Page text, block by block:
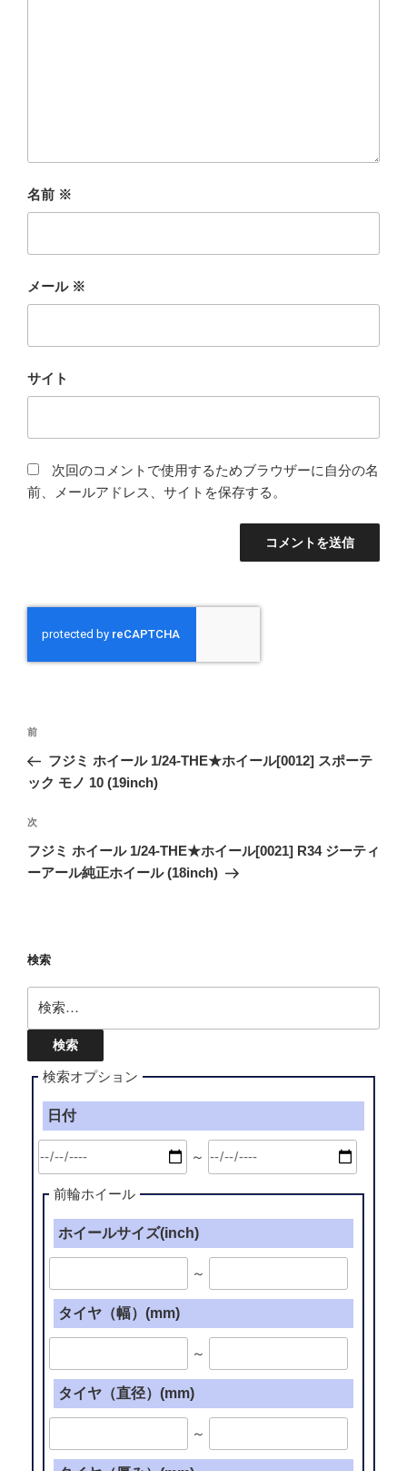
名前 ※
メール ※
サイト
次回のコメントで使用するためブラウザーに自分の名
前、メールアドレス、サイトを保存する。
投
ナ
ゲ
ー
シ
前
の
投
前
フジミ ホイール 1/24-THE★ホイール[0012] スポーテ
ック モノ 10 (19inch)
次
の
投
次
フジミ ホイール 1/24-THE★ホイール[0021] R34 ジーティ
ーアール純正ホイール (18inch)
検索
索:
検索オプション
日付
～
前輪ホイール
ホイールサイズ(inch)
～
タイヤ（幅）(mm)
～
タイヤ（直径）(mm)
～